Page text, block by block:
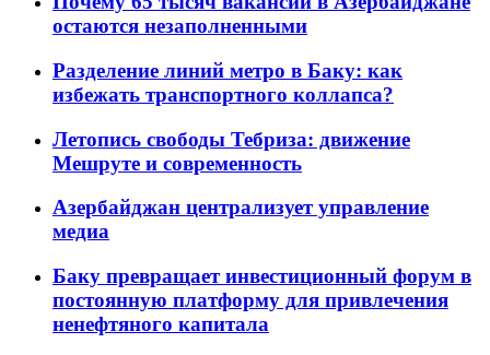
остаются незаполненными
Разделение линий метро в Баку: как
избежать транспортного коллапса?
Летопись свободы Тебриза: движение
Мешруте и современность
Азербайджан централизует управление
медиа
Баку превращает инвестиционный форум в
постоянную платформу для привлечения
ненефтяного капитала